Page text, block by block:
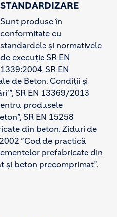
STANDARDIZARE
Sunt produse în
conformitate cu
standardele și normativele
de execuție SR EN
1339:2004, SR EN
de Beton. Condiții și
SR EN 13369/2013
produsele
SR EN 15258
din beton. Ziduri de
”Cod de practică
prefabricate din
și beton precomprimat”.